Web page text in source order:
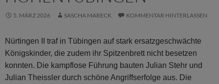
5. MÄRZ 2026 SASCHA MARECK KOMMENTAR HINTERLASSEN
Nürtingen II traf in Tübingen auf stark ersatzgeschwächte
Königskinder, die zudem ihr Spitzenbrett nicht besetzen
konnten. Die kampflose Führung bauten Julian Stehr und
Julian Theissler durch schöne Angriffserfolge aus. Die